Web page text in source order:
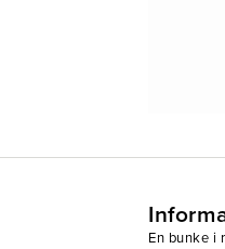
En bunke i